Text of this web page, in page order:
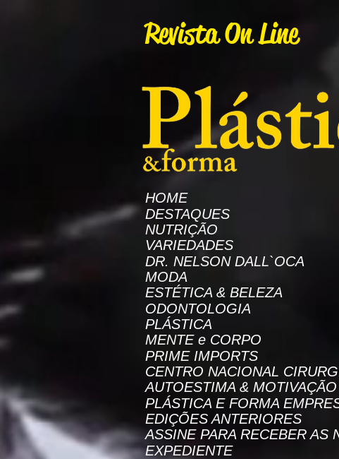
Revista On Line
HOME
DESTAQUES
NUTRIÇÃO
VARIEDADES
DR. NELSON DALL`OCA
MODA
ESTÉTICA & BELEZA
ODONTOLOGIA
PLÁSTICA
MENTE e CORPO
PRIME IMPORTS
CENTRO NACIONAL
AUTOESTIMA & MOTIVAÇÃO
PLÁSTICA E FORMA
EDIÇÕES ANTERIORES
ASSINE PARA RECEBER AS
EXPEDIENTE